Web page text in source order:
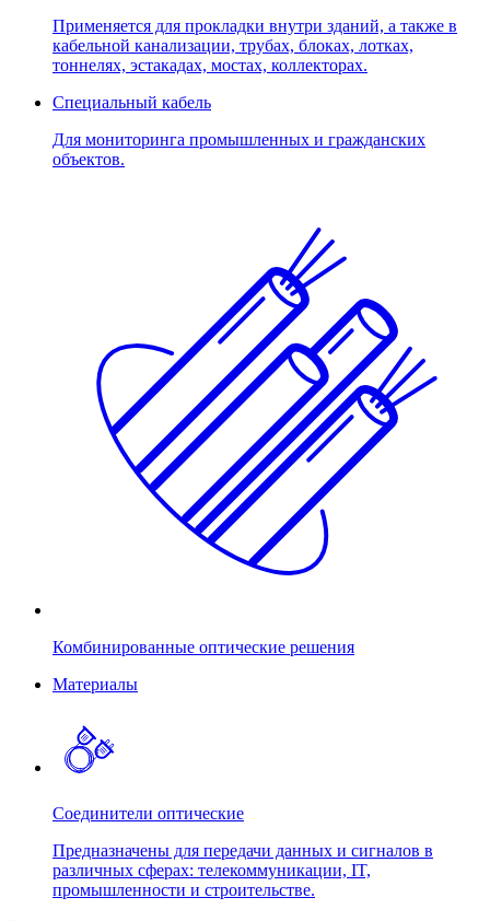
Применяется для прокладки внутри зданий, а также в
кабельной канализации, трубах, блоках, лотках,
тоннелях, эстакадах, мостах, коллекторах.
Специальный кабель
Для мониторинга промышленных и гражданских
объектов.
Комбинированные оптические решения
Материалы
Соединители оптические
Предназначены для передачи данных и сигналов в
различных сферах: телекоммуникации, IT,
промышленности и строительстве.